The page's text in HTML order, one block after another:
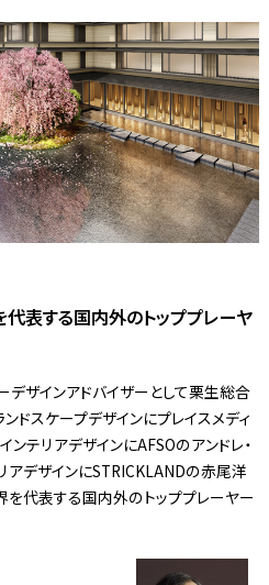
代表する国内外のトッププレーヤ
デザインアドバイザーとして栗生総合
ドスケープデザインにプレイスメディ
テリアデザインにAFSOのアンドレ・
アデザインにSTRICKLANDの赤尾洋
を代表する国内外のトッププレーヤー